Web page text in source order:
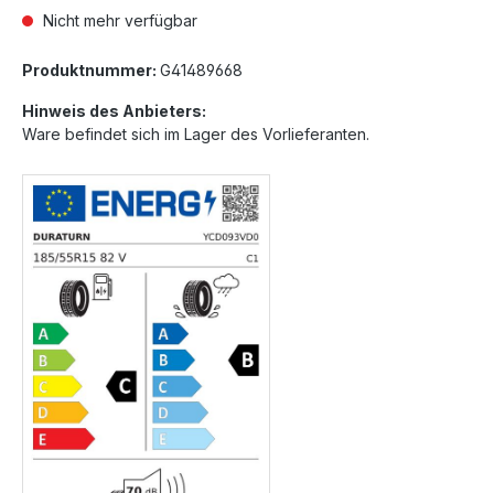
Nicht mehr verfügbar
Produktnummer: G41489668
Hinweis des Anbieters:
Ware befindet sich im Lager des Vorlieferanten.